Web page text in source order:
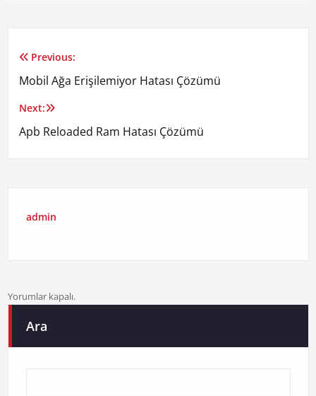
Yazı
gezinmesi
Previous:
Mobil Ağa Erişilemiyor Hatası Çözümü
Next:
Apb Reloaded Ram Hatası Çözümü
admin
Yorumlar kapalı.
Ara